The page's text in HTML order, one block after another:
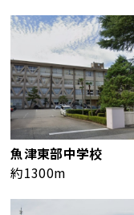
魚津東部中学校
約1300m